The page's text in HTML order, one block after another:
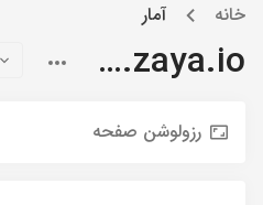
خانه آمار
blog.zaya.io
رزولوشن صفحه